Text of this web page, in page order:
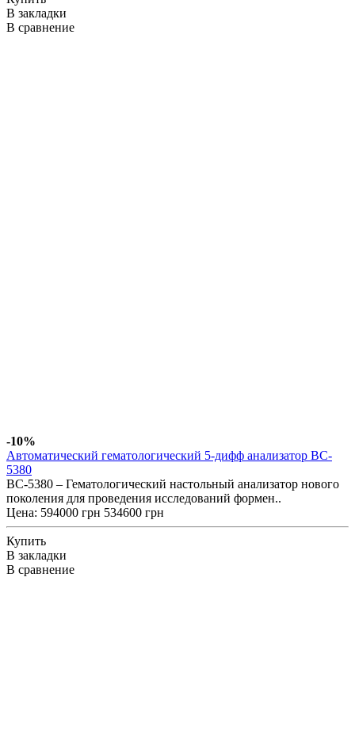
В закладки
В сравнение
-10%
Автоматический гематологический 5-дифф анализатор BC-
5380
BC-5380 – Гематологический настольный анализатор нового
поколения для проведения исследований формен..
Цена: 594000 грн 534600 грн
Купить
В закладки
В сравнение